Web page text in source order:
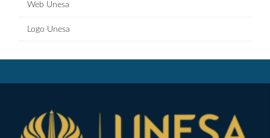
Web Unesa
Logo Unesa